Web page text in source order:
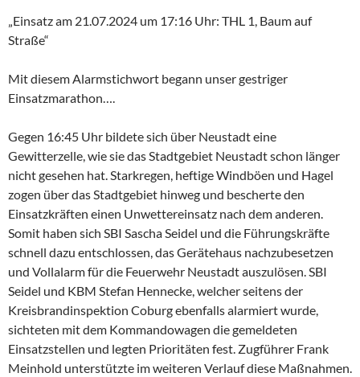
„Einsatz am 21.07.2024 um 17:16 Uhr: THL 1, Baum auf
Straße“
Mit diesem Alarmstichwort begann unser gestriger
Einsatzmarathon….
Gegen 16:45 Uhr bildete sich über Neustadt eine
Gewitterzelle, wie sie das Stadtgebiet Neustadt schon länger
nicht gesehen hat. Starkregen, heftige Windböen und Hagel
zogen über das Stadtgebiet hinweg und bescherte den
Einsatzkräften einen Unwettereinsatz nach dem anderen.
Somit haben sich SBI Sascha Seidel und die Führungskräfte
schnell dazu entschlossen, das Gerätehaus nachzubesetzen
und Vollalarm für die Feuerwehr Neustadt auszulösen. SBI
Seidel und KBM Stefan Hennecke, welcher seitens der
Kreisbrandinspektion Coburg ebenfalls alarmiert wurde,
sichteten mit dem Kommandowagen die gemeldeten
Einsatzstellen und legten Prioritäten fest. Zugführer Frank
Meinhold unterstützte im weiteren Verlauf diese Maßnahmen.